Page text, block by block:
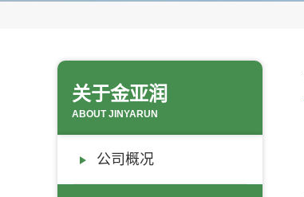
关于金亚润
ABOUT JINYARUN
公司概况